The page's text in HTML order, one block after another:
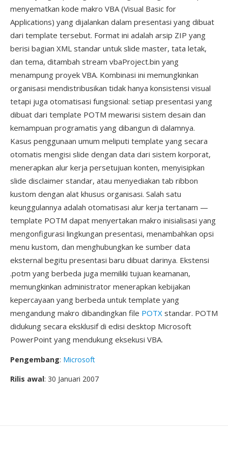
menyematkan kode makro VBA (Visual Basic for
Applications) yang dijalankan dalam presentasi yang dibuat
dari template tersebut. Format ini adalah arsip ZIP yang
berisi bagian XML standar untuk slide master, tata letak,
dan tema, ditambah stream vbaProject.bin yang
menampung proyek VBA. Kombinasi ini memungkinkan
organisasi mendistribusikan tidak hanya konsistensi visual
tetapi juga otomatisasi fungsional: setiap presentasi yang
dibuat dari template POTM mewarisi sistem desain dan
kemampuan programatis yang dibangun di dalamnya.
Kasus penggunaan umum meliputi template yang secara
otomatis mengisi slide dengan data dari sistem korporat,
menerapkan alur kerja persetujuan konten, menyisipkan
slide disclaimer standar, atau menyediakan tab ribbon
kustom dengan alat khusus organisasi. Salah satu
keunggulannya adalah otomatisasi alur kerja tertanam —
template POTM dapat menyertakan makro inisialisasi yang
mengonfigurasi lingkungan presentasi, menambahkan opsi
menu kustom, dan menghubungkan ke sumber data
eksternal begitu presentasi baru dibuat darinya. Ekstensi
.potm yang berbeda juga memiliki tujuan keamanan,
memungkinkan administrator menerapkan kebijakan
kepercayaan yang berbeda untuk template yang
mengandung makro dibandingkan file POTX standar. POTM
didukung secara eksklusif di edisi desktop Microsoft
PowerPoint yang mendukung eksekusi VBA.
Pengembang: Microsoft
Rilis awal: 30 Januari 2007